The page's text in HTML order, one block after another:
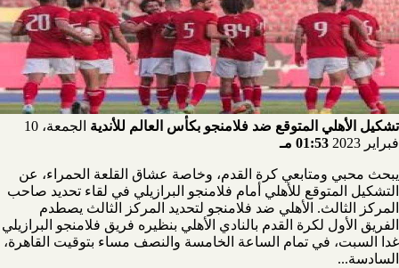
تشكيل الأهلي المتوقع ضد فلامنجو بكأس العالم للأندية
الجمعة، 10
فبراير 2023
01:53 مـ
يبحث محبي ومتابعي كرة القدم، وخاصة عشاق القلعة الحمراء، عن
التشكيل المتوقع للأهلي أمام فلامنجو البرازيلي في لقاء تحديد صاحب
المركز الثالث. الأهلي ضد فلامنجو لتحديد المركز الثالث يصطدم
الفريق الأول لكرة القدم بالنادي الأهلي بنظيره فريق فلامنجو البرازيلي
غدا السبت، في تمام الساعة الخامسة والنصف مساء بتوقيت القاهرة،
السادسة...